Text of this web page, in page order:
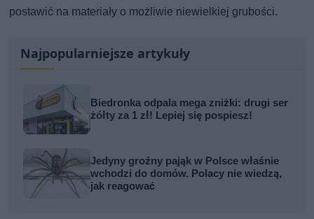
postawić na materiały o możliwie niewielkiej grubości.
Najpopularniejsze artykuły
Biedronka odpala mega zniżki: drugi ser
żółty za 1 zł! Lepiej się pospiesz!
Jedyny groźny pająk w Polsce właśnie
wchodzi do domów. Polacy nie wiedzą,
jak reagować